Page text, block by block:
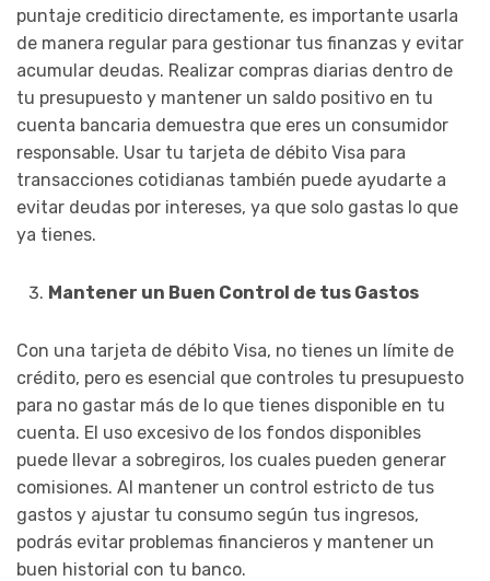
puntaje crediticio directamente, es importante usarla
de manera regular para gestionar tus finanzas y evitar
acumular deudas. Realizar compras diarias dentro de
tu presupuesto y mantener un saldo positivo en tu
cuenta bancaria demuestra que eres un consumidor
responsable. Usar tu tarjeta de débito Visa para
transacciones cotidianas también puede ayudarte a
evitar deudas por intereses, ya que solo gastas lo que
ya tienes.
Mantener un Buen Control de tus Gastos
Con una tarjeta de débito Visa, no tienes un límite de
crédito, pero es esencial que controles tu presupuesto
para no gastar más de lo que tienes disponible en tu
cuenta. El uso excesivo de los fondos disponibles
puede llevar a sobregiros, los cuales pueden generar
comisiones. Al mantener un control estricto de tus
gastos y ajustar tu consumo según tus ingresos,
podrás evitar problemas financieros y mantener un
buen historial con tu banco.